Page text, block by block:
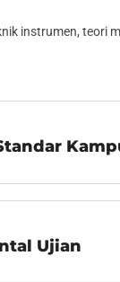
instrumen, teori
Ujian